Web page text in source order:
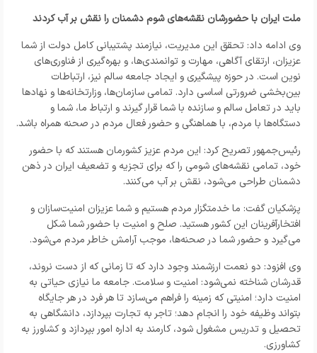
ملت ایران با حضورشان نقشه‌های شوم دشمنان را نقش بر آب ‌کردند
وی ادامه داد: تحقق این مدیریت، نیازمند پشتیبانی کامل دولت از شما
عزیزان، ارتقای آگاهی، مهارت و توانمندی‌ها، و بهره‌گیری از فناوری‌های
نوین است. در حوزه پیشگیری و ایجاد جامعه سالم نیز، ارتباطات
بین‌بخشی ضرورتی اساسی دارد. تمامی سازمان‌ها، وزارتخانه‌ها و نهادها
باید در تعامل سالم و سازنده با شما قرار گیرند و ارتباط ما، شما و
دستگاه‌ها با مردم، با هماهنگی و حضور فعال مردم در صحنه همراه باشد.
رئیس‌جمهور تصریح کرد: این مردم عزیز کشورمان هستند که با حضور
خود، تمامی نقشه‌های شومی را که برای تجزیه و تضعیف ایران در ذهن
دشمنان طراحی می‌شود، نقش بر آب می‌کنند.
پزشکیان گفت: ما خدمتگزار مردم هستیم و شما عزیزان امنیت‌سازان و
افتخارآفرینان این کشور هستید. صلح و امنیت با حضور شما شکل
می‌گیرد و حضور شما در صحنه‌ها، موجب آرامش خاطر مردم می‌شود.
وی افزود: دو نعمت ارزشمند وجود دارد که تا زمانی که از دست نروند،
قدرشان شناخته نمی‌شود: امنیت و سلامت. جامعه ما نیازی حیاتی به
امنیت دارد؛ امنیتی که زمینه را فراهم می‌سازد تا هر فرد در هر جایگاه
بتواند وظیفه خود را انجام دهد؛ تاجر به تجارت بپردازد، دانشگاهی به
تحصیل و تدریس مشغول شود، کارمند به اداره امور بپردازد و کشاورز به
کشاورزی.